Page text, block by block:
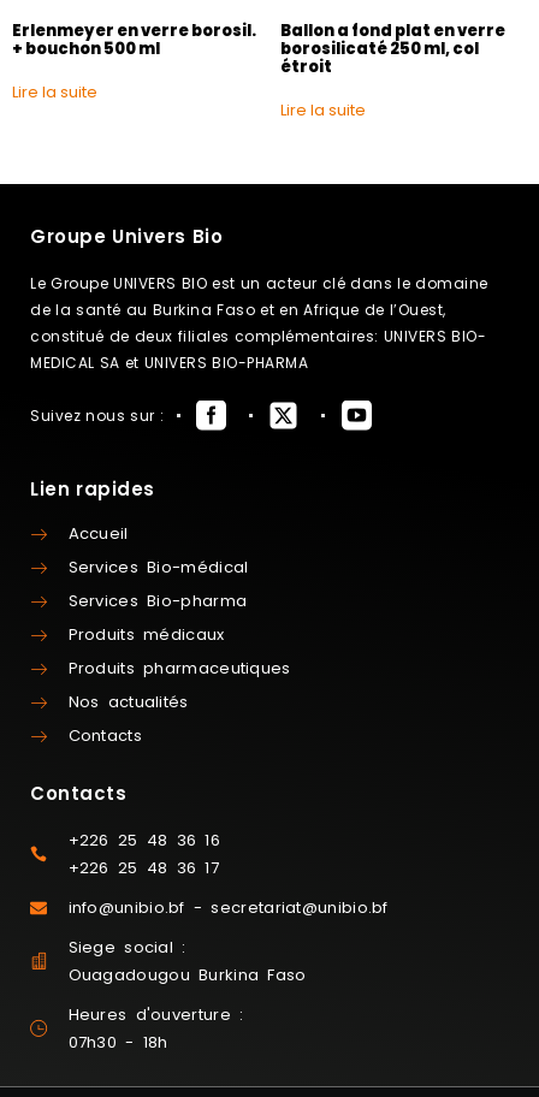
Erlenmeyer en verre borosil.
+ bouchon 500 ml
Lire la suite
Ballon a fond plat en verre
borosilicaté 250 ml, col
étroit
Lire la suite
Groupe Univers Bio
Le Groupe UNIVERS BIO est un acteur clé dans le domaine
de la santé au Burkina Faso et en Afrique de l’Ouest,
constitué de deux filiales complémentaires: UNIVERS BIO-
MEDICAL SA et UNIVERS BIO-PHARMA
Suivez nous sur :
Lien rapides
Accueil
Services Bio-médical
Services Bio-pharma
Produits médicaux
Produits pharmaceutiques
Nos actualités
Contacts
Contacts
+226 25 48 36 16
+226 25 48 36 17
info@unibio.bf - secretariat@unibio.bf
Siege social :
Ouagadougou Burkina Faso
Heures d'ouverture :
07h30 - 18h